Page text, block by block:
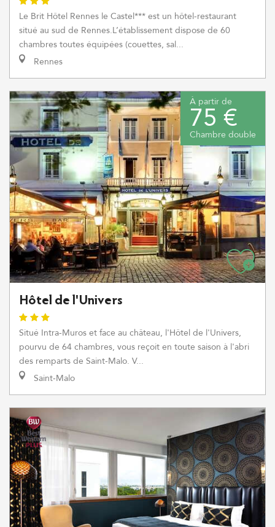
Le Brit Hôtel Rennes le Castel*** est un hôtel-restaurant
situé au sud de Rennes.L’établissement dispose de 60
chambres toutes équipées (couettes, sal...
Rennes
À partir de
75 €
Chambre double
Hôtel de l'Univers
Situé Intra-Muros et face au château, l'Hôtel de l'Univers,
pourvu de 64 chambres, vous reçoit en toute saison à l'abri
des remparts de Saint-Malo. V...
Saint-Malo